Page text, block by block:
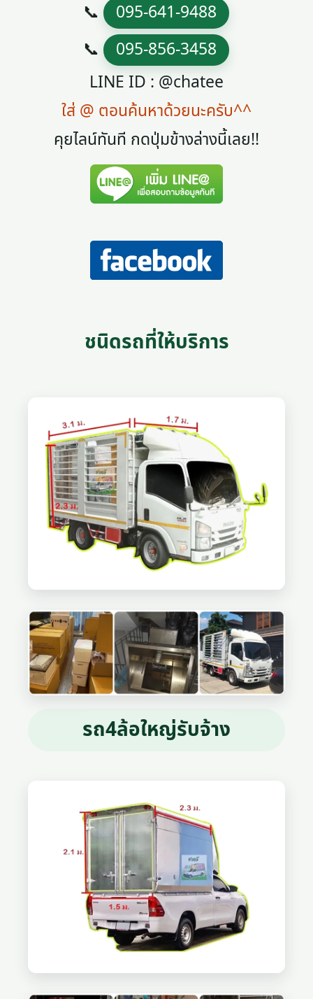
📞 095-641-9488
📞 095-856-3458
LINE ID : @chatee
ใส่ @ ตอนค้นหาด้วยนะครับ^^
คุยไลน์ทันที กดปุ่มข้างล่างนี้เลย!!
ชนิดรถที่ให้บริการ
รถ4ล้อใหญ่รับจ้าง